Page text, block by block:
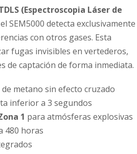
(Espectroscopia Láser de
SEM5000 detecta exclusivamente
con otros gases. Esta
fugas invisibles en vertederos,
de captación de forma inmediata.
metano sin efecto cruzado
inferior a 3 segundos
1 para atmósferas explosivas
480 horas